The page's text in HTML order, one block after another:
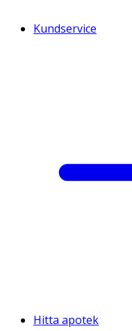
Kundservice
Hitta apotek